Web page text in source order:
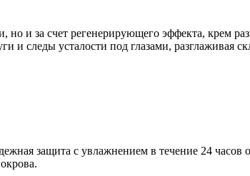
но и за счет регенерирующего эффекта, крем
и следы усталости под глазами, разглаживая
защита с увлажнением в течение 24